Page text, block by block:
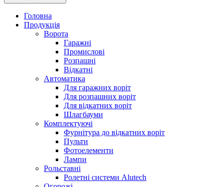
Головна
Продукція
Ворота
Гаражні
Промислові
Розпашні
Відкатні
Автоматика
Для гаражних воріт
Для розпашних воріт
Для відкатних воріт
Шлагбауми
Комплектуючі
Фурнітура до відкатних воріт
Пульти
Фотоелементи
Лампи
Рольставні
Ролетні системи Alutech